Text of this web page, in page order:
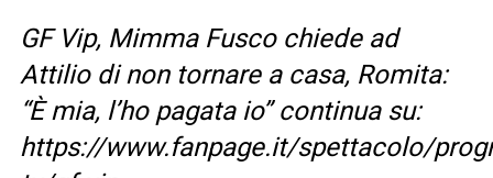
GF Vip, Mimma Fusco chiede ad
Attilio di non tornare a casa, Romita:
“È mia, l’ho pagata io” continua su:
https://www.fanpage.it/spettacolo/